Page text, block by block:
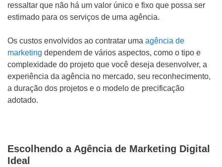
ressaltar que não há um valor único e fixo que possa ser
estimado para os serviços de uma agência.
Os custos envolvidos ao contratar uma agência de
marketing dependem de vários aspectos, como o tipo e
complexidade do projeto que você deseja desenvolver, a
experiência da agência no mercado, seu reconhecimento,
a duração dos projetos e o modelo de precificação
adotado.
Escolhendo a Agência de Marketing Digital
Ideal